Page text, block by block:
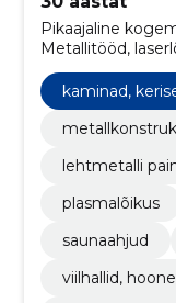
Pikaajaline
Metallitööd,
kaminad,
lehtmetalli
plasmalõikus
saunaahjud
viilhallid,